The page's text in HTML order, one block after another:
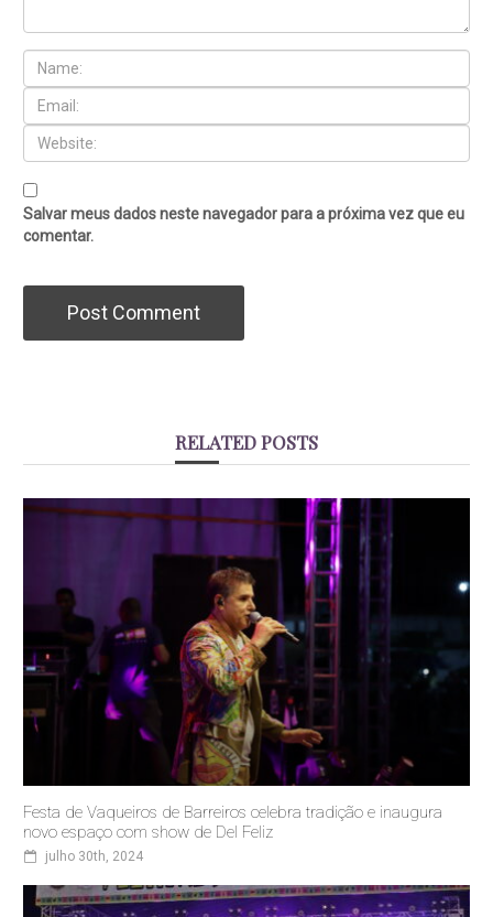
Salvar meus dados neste navegador para a próxima vez que eu
comentar.
RELATED POSTS
Festa de Vaqueiros de Barreiros celebra tradição e inaugura
novo espaço com show de Del Feliz
julho 30th, 2024